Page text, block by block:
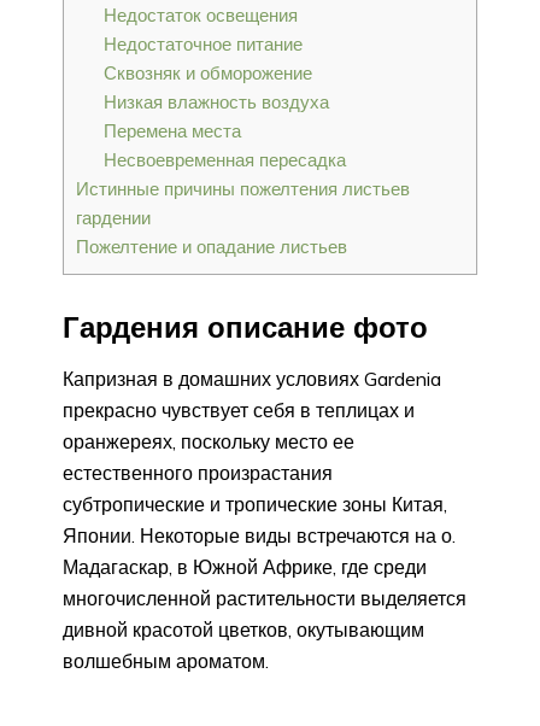
Недостаток освещения
Недостаточное питание
Сквозняк и обморожение
Низкая влажность воздуха
Перемена места
Несвоевременная пересадка
Истинные причины пожелтения листьев
гардении
Пожелтение и опадание листьев
Гардения описание фото
Капризная в домашних условиях Gardenia
прекрасно чувствует себя в теплицах и
оранжереях, поскольку место ее
естественного произрастания
субтропические и тропические зоны Китая,
Японии. Некоторые виды встречаются на о.
Мадагаскар, в Южной Африке, где среди
многочисленной растительности выделяется
дивной красотой цветков, окутывающим
волшебным ароматом.